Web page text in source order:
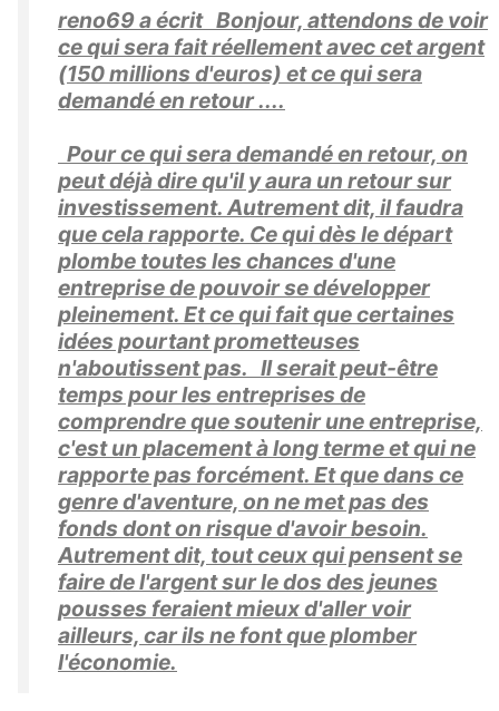
reno69 a écrit Bonjour, attendons de voir
ce qui sera fait réellement avec cet argent
(150 millions d'euros) et ce qui sera
demandé en retour ....
Pour ce qui sera demandé en retour, on
peut déjà dire qu'il y aura un retour sur
investissement. Autrement dit, il faudra
que cela rapporte. Ce qui dès le départ
plombe toutes les chances d'une
entreprise de pouvoir se développer
pleinement. Et ce qui fait que certaines
idées pourtant prometteuses
n'aboutissent pas. Il serait peut-être
temps pour les entreprises de
comprendre que soutenir une entreprise,
c'est un placement à long terme et qui ne
rapporte pas forcément. Et que dans ce
genre d'aventure, on ne met pas des
fonds dont on risque d'avoir besoin.
Autrement dit, tout ceux qui pensent se
faire de l'argent sur le dos des jeunes
pousses feraient mieux d'aller voir
ailleurs, car ils ne font que plomber
l'économie.